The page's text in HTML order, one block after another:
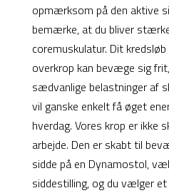
opmærksom på den aktive
bemærke, at du bliver
coremuskulatur. Dit
overkrop kan bevæge sig
sædvanlige belastninger af
vil ganske enkelt få øget
hverdag. Vores krop er ikke
arbejde. Den er skabt til
sidde på en Dynamostol,
siddestilling, og du vælger